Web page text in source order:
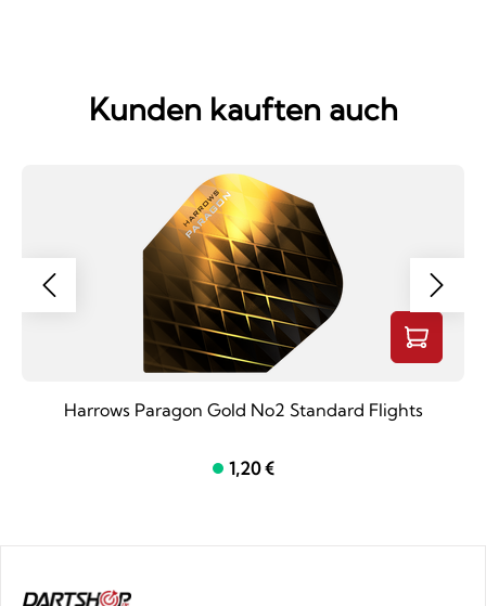
Kunden kauften auch
Harrows Paragon Gold No2 Standard Flights
1,20 €